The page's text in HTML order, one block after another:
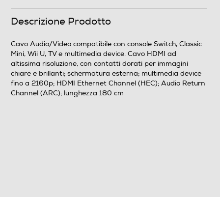
Descrizione Prodotto
Cavo Audio/Video compatibile con console Switch, Classic
Mini, Wii U, TV e multimedia device. Cavo HDMI ad
altissima risoluzione, con contatti dorati per immagini
chiare e brillanti; schermatura esterna; multimedia device
fino a 2160p; HDMI Ethernet Channel (HEC); Audio Return
Channel (ARC); lunghezza 180 cm